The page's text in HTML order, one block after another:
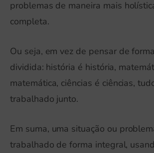
problemas de maneira mais
completa.
Ou seja, em vez de pensar de
dividida: história é história,
matemática, ciências é ciências,
trabalhado junto.
Em suma, uma situação ou
trabalhado de forma integral,